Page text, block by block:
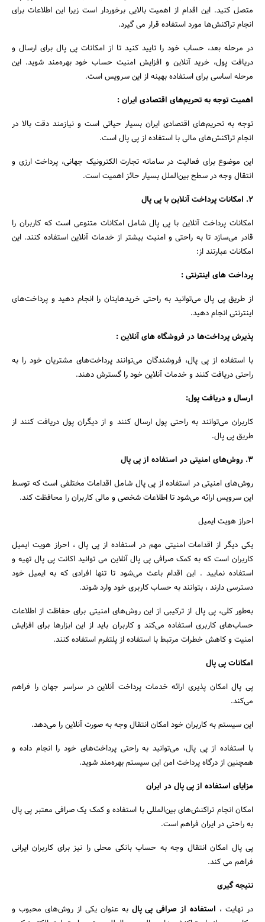
جستجو
متصل کنید. این اقدام از اهمیت بالایی برخوردار است زیرا این اطلاعات برای
انجام تراکنش‌ها مورد استفاده قرار می‌ گیرد.
در مرحله بعد، حساب خود را تایید کنید تا از امکانات پی پال برای ارسال و
دریافت پول، خرید آنلاین و افزایش امنیت حساب خود بهره‌مند شوید. این
مرحله اساسی برای استفاده بهینه از این سرویس است.
اهمیت توجه به تحریم‌های اقتصادی ایران :
توجه به تحریم‌های اقتصادی ایران بسیار حیاتی است و نیازمند دقت بالا در
انجام تراکنش‌های مالی با استفاده از پی پال است.
این موضوع برای فعالیت در سامانه تجارت الکترونیک جهانی، پرداخت ارزی و
انتقال وجه در سطح بین‌الملل بسیار حائز اهمیت است.
۲. امکانات پرداخت آنلاین با پی پال
امکانات پرداخت آنلاین با پی پال شامل امکانات متنوعی است که کاربران را
قادر می‌سازد تا به راحتی و امنیت بیشتر از خدمات آنلاین استفاده کنند. این
امکانات عبارتند از:
پرداخت‌ های اینترنتی :
از طریق پی پال می‌توانید به راحتی خریدهایتان را انجام دهید و پرداخت‌های
اینترنتی انجام دهید.
پذیرش پرداخت‌ها در فروشگاه‌ های آنلاین :
با استفاده از پی پال، فروشندگان می‌توانند پرداخت‌های مشتریان خود را به
راحتی دریافت کنند و خدمات آنلاین خود را گسترش دهند.
ارسال و دریافت پول:
کاربران می‌توانند به راحتی پول ارسال کنند و از دیگران پول دریافت کنند از
طریق پی پال.
۳. روش‌های امنیتی در استفاده از پی پال
روش‌های امنیتی در استفاده از پی پال شامل اقدامات مختلفی است که توسط
این سرویس ارائه می‌شود تا اطلاعات شخصی و مالی کاربران را محافظت کند.
احراز هویت ایمیل
یکی دیگر از اقدامات امنیتی مهم در استفاده از پی پال ، احراز هویت ایمیل
کاربران است که به کمک صرافی پی پال آنلاین می توانید اکانت پی پال تهیه و
استفاده نمایید . این اقدام باعث می‌شود تا تنها افرادی که به ایمیل خود
دسترسی دارند ، بتوانند به حساب کاربری خود وارد شوند.
به‌طور کلی، پی پال از ترکیبی از این روش‌های امنیتی برای حفاظت از اطلاعات
حساب‌های کاربری استفاده می‌کند و کاربران باید از این ابزارها برای افزایش
امنیت و کاهش خطرات مرتبط با استفاده از پلتفرم استفاده کنند.
امکانات پی پال
پی پال امکان‌ پذیری ارائه خدمات پرداخت آنلاین در سراسر جهان را فراهم
می‌کند.
این سیستم به کاربران خود امکان انتقال وجه به صورت آنلاین را می‌دهد.
با استفاده از پی پال، می‌توانید به راحتی پرداخت‌های خود را انجام داده و
همچنین از درگاه پرداخت امن این سیستم بهره‌مند شوید.
مزایای استفاده از پی پال در ایران
امکان انجام تراکنش‌های بین‌المللی با استفاده و کمک یک صرافی معتبر پی پال
به راحتی در ایران فراهم است.
پی پال امکان انتقال وجه به حساب بانکی محلی را نیز برای کاربران ایرانی
فراهم می‌ کند.
نتیجه گیری
در نهایت ، استفاده از صرافی پی پالبه عنوان یکی از روش‌های محبوب و